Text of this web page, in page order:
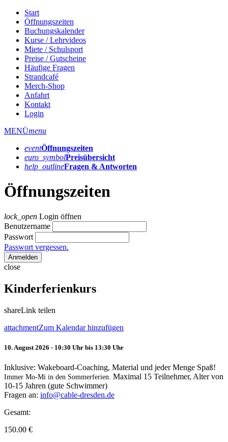
Start
Öffnungszeiten
Buchungskalender
Kurse / Lehrvideos
Miete / Schulsport
Preise / Gutscheine
Häufige Fragen
Strandcafé
Merch-Shop
Anfahrt
Kontakt
Login
MENÜmenu
eventÖffnungs­zeiten
euro_symbolPreis­übersicht
help_outlineFragen & Antworten
Öffnungszeiten
lock_open Login öffnen
Benutzername
Passwort
Passwort vergessen.
Anmelden
close
Kinderferienkurs
shareLink teilen
attachmentZum Kalendar hinzufügen
10. August 2026 - 10:30 Uhr bis 13:30 Uhr
Inklusive: Wakeboard-Coaching, Material und jeder Menge Spaß!
Immer Mo-Mi in den Sommerferien. Maximal 15 Teilnehmer, Alter von
10-15 Jahren (gute Schwimmer)
Fragen an: info@cable-dresden.de
Gesamt:
150.00 €